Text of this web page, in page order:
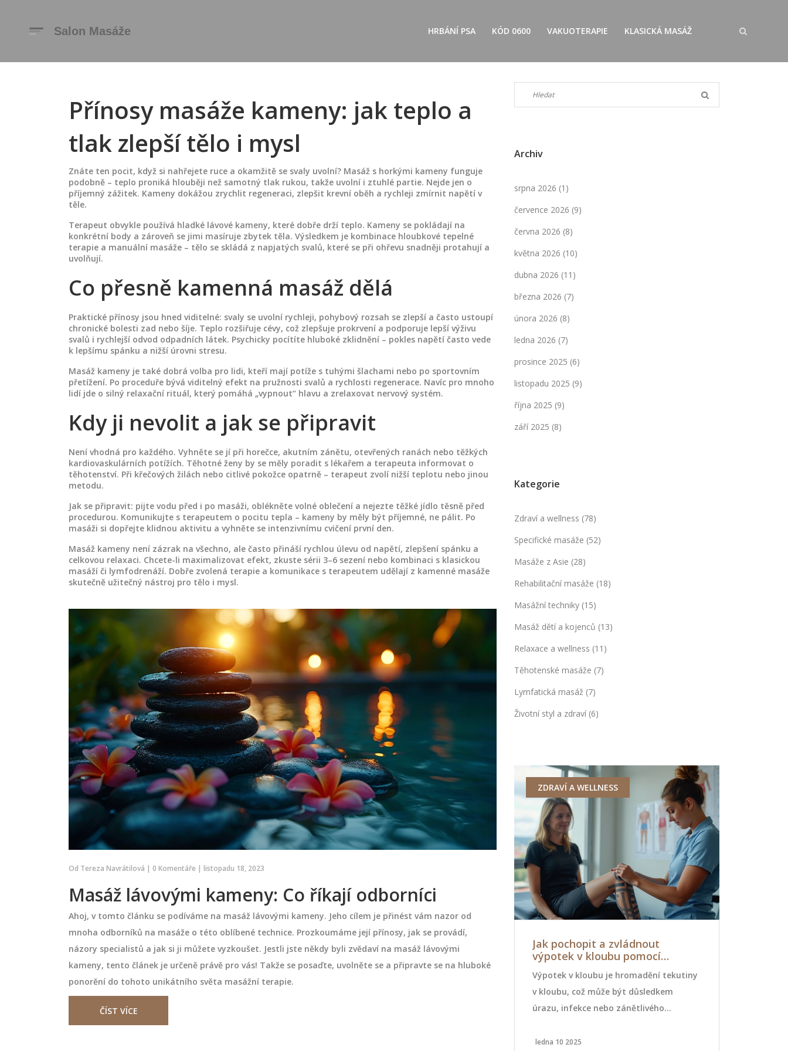
HRBÁNÍ PSA KÓD 0600 VAKUOTERAPIE KLASICKÁ MASÁŽ
Přínosy masáže kameny: jak teplo a
tlak zlepší tělo i mysl
Znáte ten pocit, když si nahřejete ruce a okamžitě se svaly uvolní? Masáž s horkými kameny funguje
podobně – teplo proniká hlouběji než samotný tlak rukou, takže uvolní i ztuhlé partie. Nejde jen o
příjemný zážitek. Kameny dokážou zrychlit regeneraci, zlepšit krevní oběh a rychleji zmírnit napětí v
těle.
Terapeut obvykle používá hladké lávové kameny, které dobře drží teplo. Kameny se pokládají na
konkrétní body a zároveň se jimi masíruje zbytek těla. Výsledkem je kombinace hloubkové tepelné
terapie a manuální masáže – tělo se skládá z napjatých svalů, které se při ohřevu snadněji protahují a
uvolňují.
Co přesně kamenná masáž dělá
Praktické přínosy jsou hned viditelné: svaly se uvolní rychleji, pohybový rozsah se zlepší a často ustoupí
chronické bolesti zad nebo šíje. Teplo rozšiřuje cévy, což zlepšuje prokrvení a podporuje lepší výživu
svalů i rychlejší odvod odpadních látek. Psychicky pocítíte hluboké zklidnění – pokles napětí často vede
k lepšímu spánku a nižší úrovni stresu.
Masáž kameny je také dobrá volba pro lidi, kteří mají potíže s tuhými šlachami nebo po sportovním
přetížení. Po proceduře bývá viditelný efekt na pružnosti svalů a rychlosti regenerace. Navíc pro mnoho
lidí jde o silný relaxační rituál, který pomáhá „vypnout“ hlavu a zrelaxovat nervový systém.
Kdy ji nevolit a jak se připravit
Není vhodná pro každého. Vyhněte se jí při horečce, akutním zánětu, otevřených ranách nebo těžkých
kardiovaskulárních potížích. Těhotné ženy by se měly poradit s lékařem a terapeuta informovat o
těhotenství. Při křečových žilách nebo citlivé pokožce opatrně – terapeut zvolí nižší teplotu nebo jinou
metodu.
Jak se připravit: pijte vodu před i po masáži, oblékněte volné oblečení a nejezte těžké jídlo těsně před
procedurou. Komunikujte s terapeutem o pocitu tepla – kameny by měly být příjemné, ne pálit. Po
masáži si dopřejte klidnou aktivitu a vyhněte se intenzivnímu cvičení první den.
Masáž kameny není zázrak na všechno, ale často přináší rychlou úlevu od napětí, zlepšení spánku a
celkovou relaxaci. Chcete-li maximalizovat efekt, zkuste sérii 3–6 sezení nebo kombinaci s klasickou
masáží či lymfodrenáží. Dobře zvolená terapie a komunikace s terapeutem udělají z kamenné masáže
skutečně užitečný nástroj pro tělo i mysl.
Od Tereza Navrátilová | 0 Komentáře | listopadu 18, 2023
Masáž lávovými kameny: Co říkají odborníci
Ahoj, v tomto článku se podíváme na masáž lávovými kameny. Jeho cílem je přinést vám nazor od
mnoha odborníků na masáže o této oblíbené technice. Prozkoumáme její přínosy, jak se provádí,
názory specialistů a jak si ji můžete vyzkoušet. Jestli jste někdy byli zvědaví na masáž lávovými
kameny, tento článek je určeně právě pro vás! Takže se posaďte, uvolněte se a připravte se na hluboké
ponorění do tohoto unikátního světa masážní terapie.
ČÍST VÍCE
Archiv
srpna 2026 (1)
července 2026 (9)
června 2026 (8)
května 2026 (10)
dubna 2026 (11)
března 2026 (7)
února 2026 (8)
ledna 2026 (7)
prosince 2025 (6)
listopadu 2025 (9)
října 2025 (9)
září 2025 (8)
Kategorie
Zdraví a wellness (78)
Specifické masáže (52)
Masáže z Asie (28)
Rehabilitační masáže (18)
Masážní techniky (15)
Masáž dětí a kojenců (13)
Relaxace a wellness (11)
Těhotenské masáže (7)
Lymfatická masáž (7)
Životní styl a zdraví (6)
pro zlepšení
tomto článku se
ZDRAVÍ A WELLNESS
Aromaterapeutická masáž jako
účinná pomoc při bolestech
hlavy
eukalyptus pomáhá zmírnit napěťové
bolesti hlavy bez léků. Vědecky ověřená
ZDRAVÍ A WELLNESS
Zdravotní masáže pro sportovce:
Kompletní průvodce k
optimalizaci výkonu
ZDRAVÍ A WELLNESS
Jak pochopit a zvládnout
výpotek v kloubu pomocí
Výpotek v kloubu je hromadění tekutiny
v kloubu, což může být důsledkem
úrazu, infekce nebo zánětlivého
jednu z účinných metod, jak zmírnit
ledna 10 2025